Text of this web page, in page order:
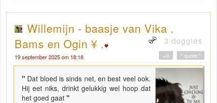
Willemijn - baasje van Vika .
Bams en Ogin ¥ .
3 doggies
19 september 2025 om 18:18 " quote "
+0
" Dat bloed is sinds net, en best veel ook.
Hij eet niks, drinkt gelukkig wel hoop dat
het goed gaat "